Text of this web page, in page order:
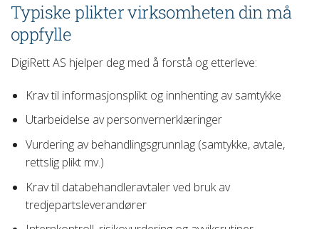
Typiske plikter virksomheten din må
oppfylle
DigiRett AS hjelper deg med å forstå og etterleve:
Krav til informasjonsplikt og innhenting av samtykke
Utarbeidelse av personvernerklæringer
Vurdering av behandlingsgrunnlag (samtykke, avtale,
rettslig plikt mv.)
Krav til databehandleravtaler ved bruk av
tredjepartsleverandører